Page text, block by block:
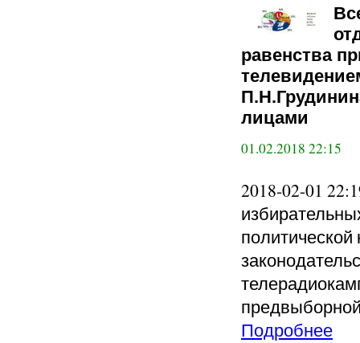
равенства
лицами
01.02.2018 22:15
2018-02-01
Подробнее